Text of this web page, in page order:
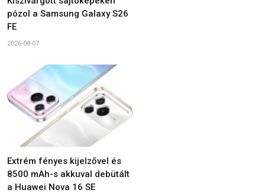
pózol a Samsung Galaxy S26
FE
2026-08-07
Extrém fényes kijelzővel és
8500 mAh-s akkuval debütált
a Huawei Nova 16 SE